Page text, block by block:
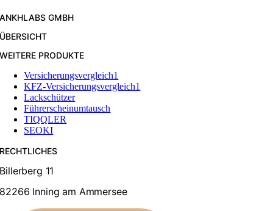
ANKHLABS GMBH
ÜBERSICHT
WEITERE PRODUKTE
Versicherungsvergleich1
KFZ-Versicherungsvergleich1
Lackschützer
Führerscheinumtausch
TIQQLER
SEOKI
RECHTLICHES
Billerberg 11
82266 Inning am Ammersee